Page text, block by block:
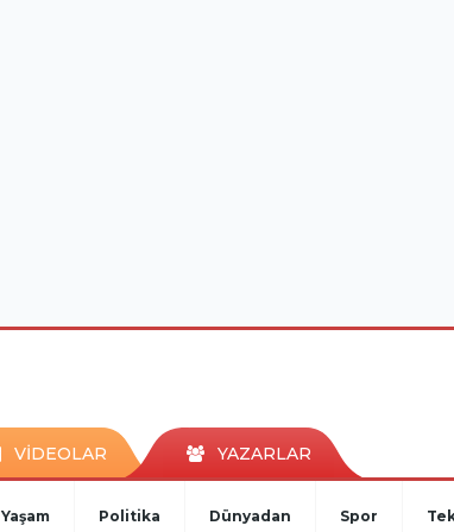
VİDEOLAR YAZARLAR
Yaşam Politika Dünyadan Spor